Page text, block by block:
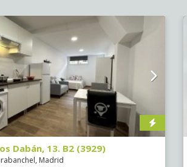
Dabán, 13. B2 (3929)
Madrid